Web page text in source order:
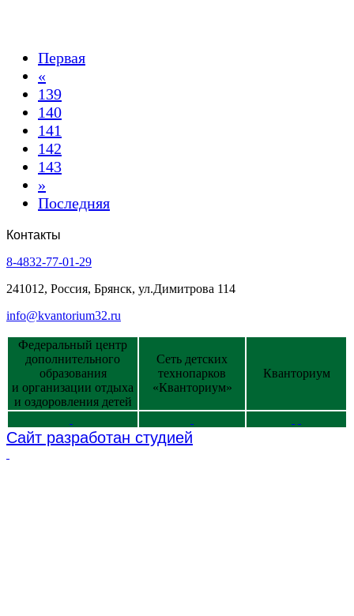
Первая
«
139
140
141
142
143
»
Последняя
Контакты
8-4832-77-01-29
241012, Россия, Брянск, ул.Димитрова 114
info@kvantorium32.ru
Федеральный центр
дополнительного
образования
и организации отдыха
и оздоровления детей
Сеть детских
технопарков
«Кванториум»
Кванториум
Сайт разработан студией